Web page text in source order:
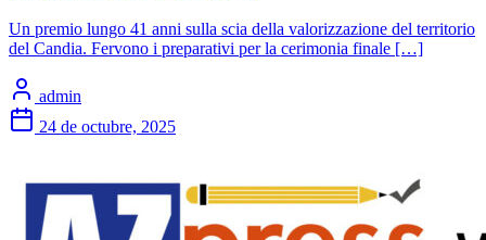
Un premio lungo 41 anni sulla scia della valorizzazione del territorio
del Candia. Fervono i preparativi per la cerimonia finale […]
admin
24 de octubre, 2025